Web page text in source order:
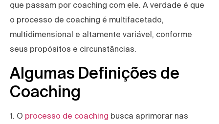
que passam por coaching com ele. A verdade é que
o processo de coaching é multifacetado,
multidimensional e altamente variável, conforme
seus propósitos e circunstâncias.
Algumas Definições de
Coaching
1. O processo de coaching busca aprimorar nas